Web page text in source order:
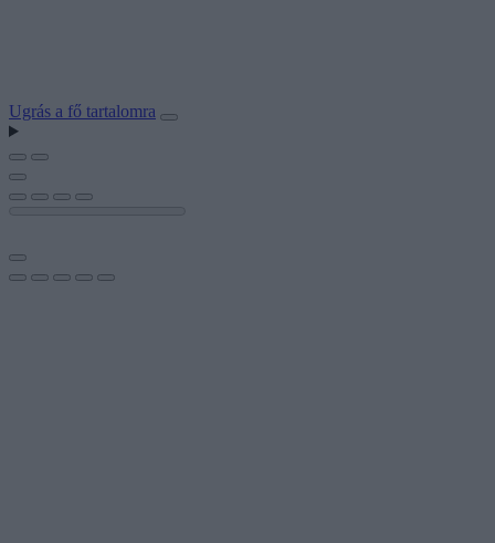
Ugrás a fő tartalomra